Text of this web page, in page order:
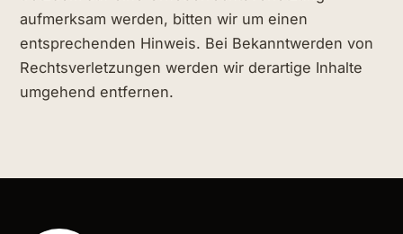
aufmerksam werden, bitten wir um einen
entsprechenden Hinweis. Bei Bekanntwerden von
Rechtsverletzungen werden wir derartige Inhalte
umgehend entfernen.